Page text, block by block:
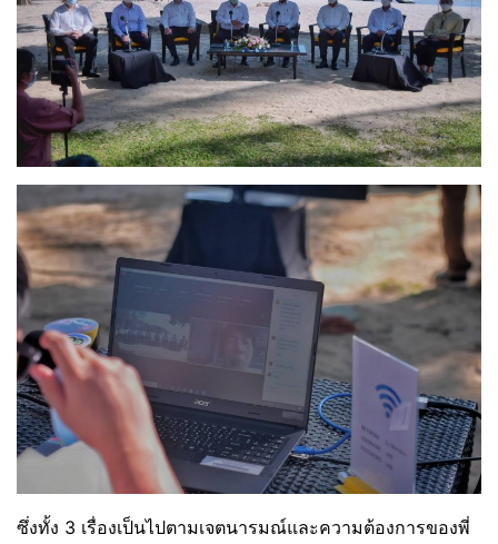
ซึ่งทั้ง​ 3 เรื่องเป็นไปตามเจตนารมณ์และความต้องการของพี่